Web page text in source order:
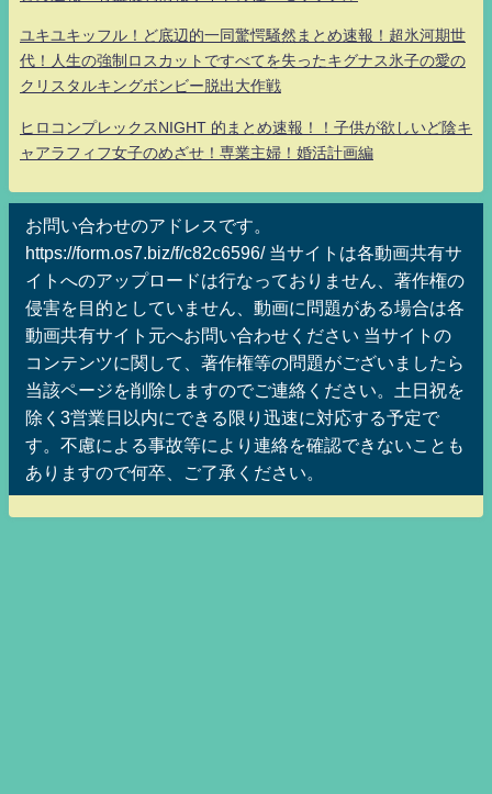
ユキユキッフル！ど底辺的一同驚愕騒然まとめ速報！超氷河期世
代！人生の強制ロスカットですべてを失ったキグナス氷子の愛の
クリスタルキングボンビー脱出大作戦
ヒロコンプレックスNIGHT 的まとめ速報！！子供が欲しいど陰キ
ャアラフィフ女子のめざせ！専業主婦！婚活計画編
お問い合わせのアドレスです。
https://form.os7.biz/f/c82c6596/ 当サイトは各動画共有サ
イトへのアップロードは行なっておりません、著作権の
侵害を目的としていません、動画に問題がある場合は各
動画共有サイト元へお問い合わせください 当サイトの
コンテンツに関して、著作権等の問題がございましたら
当該ページを削除しますのでご連絡ください。土日祝を
除く3営業日以内にできる限り迅速に対応する予定で
す。不慮による事故等により連絡を確認できないことも
ありますので何卒、ご了承ください。